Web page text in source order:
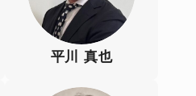
平川 真也